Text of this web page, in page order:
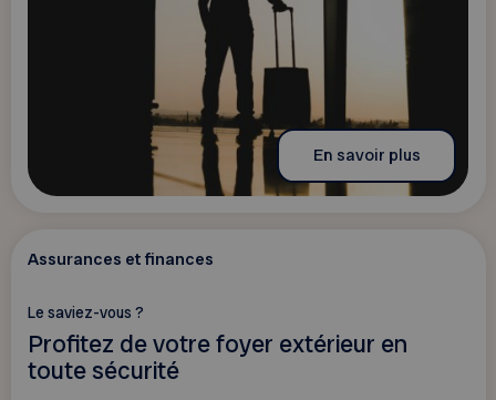
En savoir plus
Assurances et finances
Le saviez-vous ?
Profitez de votre foyer extérieur en
toute sécurité